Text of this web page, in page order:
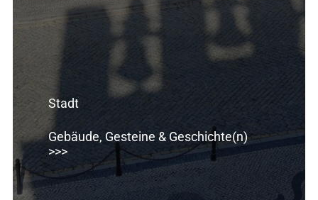
Stadt
Gebäude, Gesteine & Geschichte(n)
>>>